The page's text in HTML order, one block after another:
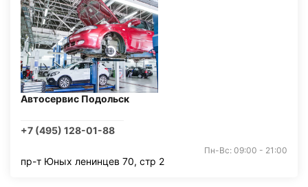
Автосервис Подольск
+7 (495) 128-01-88
Пн-Вс: 09:00 - 21:00
пр-т Юных ленинцев 70, стр 2